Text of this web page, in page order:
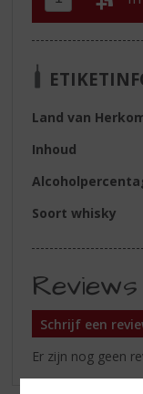
Land van
Inhoud
Soort whisky
Reviews
Schrijf een
Er zijn nog geen